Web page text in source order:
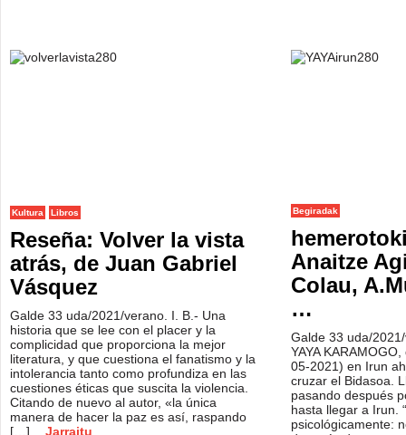
Kultura Libros
Reseña: Volver la vista
atrás, de Juan Gabriel
Vásquez
Galde 33 uda/2021/verano. I. B.- Una
historia que se lee con el placer y la
complicidad que proporciona la mejor
literatura, y que cuestiona el fanatismo y la
intolerancia tanto como profundiza en las
cuestiones éticas que suscita la violencia.
Citando de nuevo al autor, «la única
manera de hacer la paz es así, raspando
[…]
Jarraitu
Begiradak
Anaitze
Colau,
…
Galde 33 uda/
YAYA
05-2021) en Irun
cruzar el Bidasoa.
pasando después
hasta llegar a Irun.
psicológicamente: